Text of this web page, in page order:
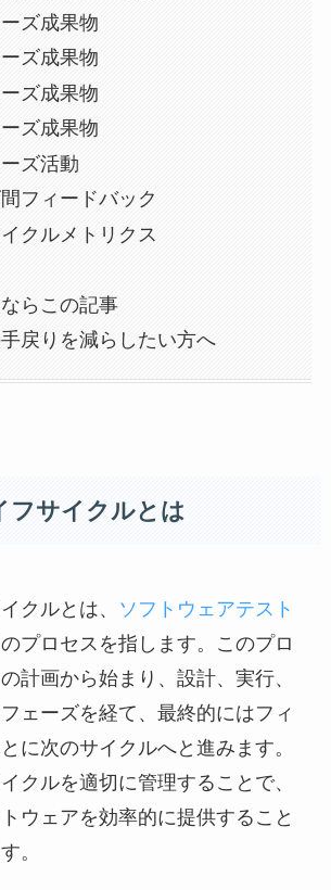
ズ成果物
ズ成果物
ズ成果物
ズ成果物
ズ活動
フィードバック
クルメトリクス
らこの記事
戻りを減らしたい方へ
フサイクルとは
クルとは、
ソフトウェアテスト
プロセスを指します。このプロ
計画から始まり、設計、実行、
ェーズを経て、最終的にはフィ
に次のサイクルへと進みます。
クルを適切に管理することで、
ウェアを効率的に提供すること
。